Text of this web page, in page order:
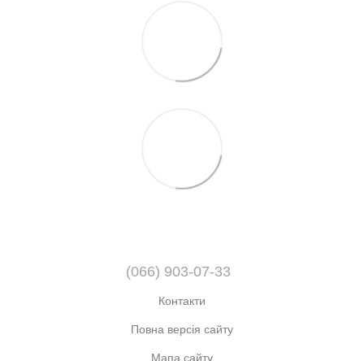
(066) 903-07-33
Контакти
Повна версія сайту
Мапа сайту